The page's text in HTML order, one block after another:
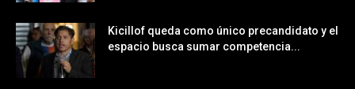
Kicillof queda como único precandidato y el
espacio busca sumar competencia...